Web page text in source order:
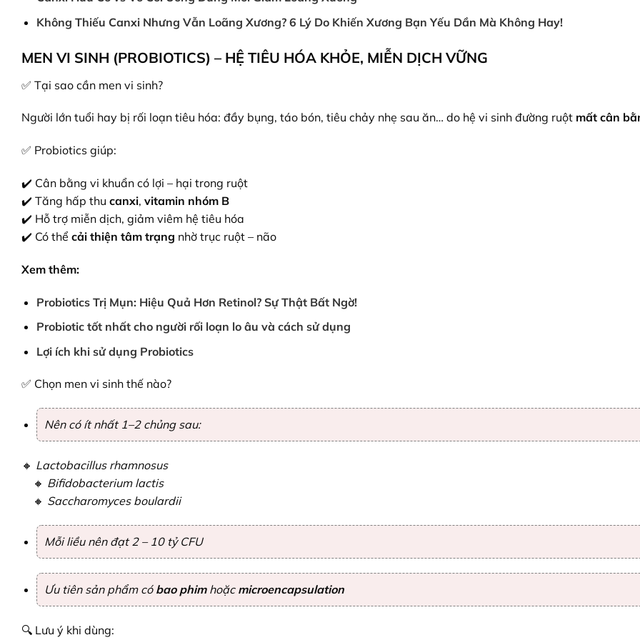
Không Thiếu Canxi Nhưng Vẫn Loãng Xương? 6 Lý Do Khiến Xương Bạn Yếu Dần Mà Không Hay!
MEN VI SINH (PROBIOTICS) – HỆ TIÊU HÓA KHỎE, MIỄN DỊCH VỮNG
✅ Tại sao cần men vi sinh?
Người lớn tuổi hay bị rối loạn tiêu hóa: đầy bụng, táo bón, tiêu chảy nhẹ sau ăn… do hệ vi sinh đường ruột mất cân
✅ Probiotics giúp:
✔️ Cân bằng vi khuẩn có lợi – hại trong ruột
✔️ Tăng hấp thu canxi, vitamin nhóm B
✔️ Hỗ trợ miễn dịch, giảm viêm hệ tiêu hóa
✔️ Có thể cải thiện tâm trạng nhờ trục ruột – não
Xem thêm:
Probiotics Trị Mụn: Hiệu Quả Hơn Retinol? Sự Thật Bất Ngờ!
Probiotic tốt nhất cho người rối loạn lo âu và cách sử dụng
Lợi ích khi sử dụng Probiotics
✅ Chọn men vi sinh thế nào?
Nên có ít nhất 1–2 chủng sau:
🔸 Lactobacillus rhamnosus
🔸 Bifidobacterium lactis
🔸 Saccharomyces boulardii
Mỗi liều nên đạt 2 – 10 tỷ CFU
Ưu tiên sản phẩm có bao phimhoặc microencapsulation
🔍 Lưu ý khi dùng: